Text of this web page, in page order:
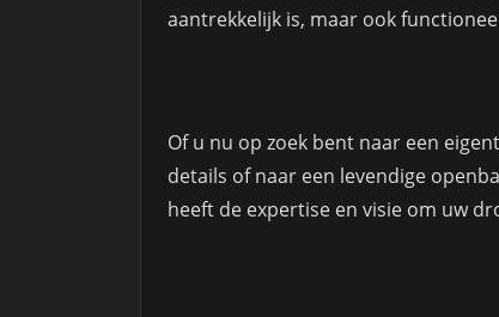
aantrekkelijk is, maar ook
Of u nu op zoek bent naar een
details of naar een levendige
heeft de expertise en visie om uw